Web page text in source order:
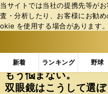
当サイトでは当社の提携先等が
査・分析したり、お客様にお勧
okie を使⽤する場合があります
新着 ランキング 野球
b
ス
ポ
ル
インフォメーション
もう悩まない。
双眼鏡はこうして選ぼ